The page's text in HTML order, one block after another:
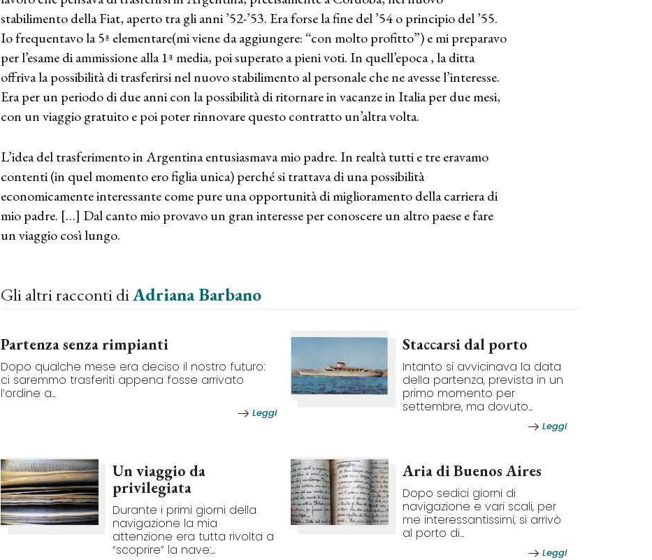
stabilimento della Fiat, aperto tra gli anni ’52-’53. Era forse la fine del ’54 o principio del ’55.
Io frequentavo la 5ª elementare(mi viene da aggiungere: “con molto profitto”) e mi preparavo
per l’esame di ammissione alla 1ª media, poi superato a pieni voti. In quell’epoca , la ditta
offriva la possibilità di trasferirsi nel nuovo stabilimento al personale che ne avesse l’interesse.
Era per un periodo di due anni con la possibilità di ritornare in vacanze in Italia per due mesi,
con un viaggio gratuito e poi poter rinnovare questo contratto un’altra volta.
L’idea del trasferimento in Argentina entusiasmava mio padre. In realtà tutti e tre eravamo
contenti (in quel momento ero figlia unica) perché si trattava di una possibilità
economicamente interessante come pure una opportunità di miglioramento della carriera di
mio padre. […] Dal canto mio provavo un gran interesse per conoscere un altro paese e fare
un viaggio così lungo.
Gli altri racconti diAdriana Barbano
Partenza senza rimpianti
Dopo qualche mese era deciso il nostro futuro:
ci saremmo trasferiti appena fosse arrivato
l’ordine a...
Leggi
Staccarsi dal porto
Intanto si avvicinava la data
della partenza, prevista in un
primo momento per
settembre, ma dovuto...
Leggi
Un viaggio da
privilegiata
Durante i primi giorni della
navigazione la mia
attenzione era tutta rivolta a
“scoprire” la nave:...
Aria di Buenos Aires
Dopo sedici giorni di
navigazione e vari scali, per
me interessantissimi, si arrivò
al porto di...
Leggi